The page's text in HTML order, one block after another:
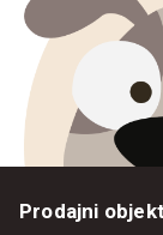
Prodajni